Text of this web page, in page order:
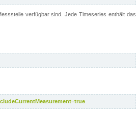
verfügbar sind. Jede Timeseries enthält das